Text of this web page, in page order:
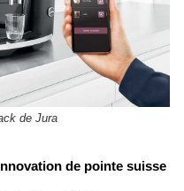
de Jura
de pointe suisse